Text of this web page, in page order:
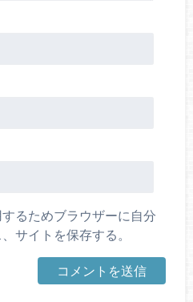
るためブラウザーに自分
サイトを保存する。